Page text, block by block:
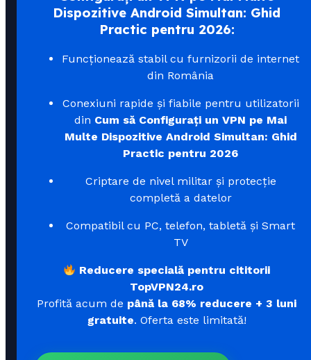
Dispozitive Android Simultan: Ghid
Practic pentru 2026:
Funcționează stabil cu furnizorii de internet
din România
Conexiuni rapide și fiabile pentru utilizatorii
din Cum să Configurați un VPN pe Mai
Multe Dispozitive Android Simultan: Ghid
Practic pentru 2026
Criptare de nivel militar și protecție
completă a datelor
Compatibil cu PC, telefon, tabletă și Smart
TV
Reducere specială pentru cititorii
TopVPN24.ro
Profită acum de până la 68% reducere + 3 luni
gratuite. Oferta este limitată!